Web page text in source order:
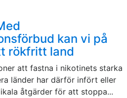
kan vi på
rökfritt land
att fastna i nikotinets starka
länder har därför infört eller
åtgärder för att stoppa...